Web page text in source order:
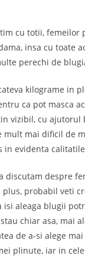
cu totii, femeilor
insa cu toate
perechi de
kilograme in
ca pot masca
vizibil, cu ajutorul
mult mai dificil de
in evidenta
discutam despre
probabil veti
isi aleaga blugii
chiar asa, mai
de a-si alege
plinute, iar in